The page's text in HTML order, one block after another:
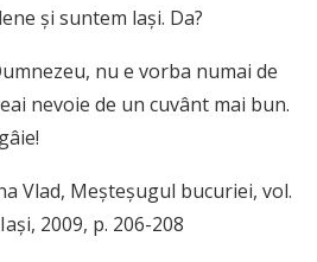
și suntem lași. Da?
nu e vorba numai de
nevoie de un cuvânt mai bun.
Vlad, Meșteșugul bucuriei, vol.
2009, p. 206-208